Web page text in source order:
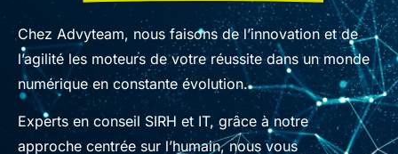
Chez Advyteam, nous faisons de l’innovation et de
l’agilité les moteurs de votre réussite dans un monde
numérique en constante évolution.
Experts en conseil SIRH et IT, grâce à notre
approche centrée sur l’humain, nous vous